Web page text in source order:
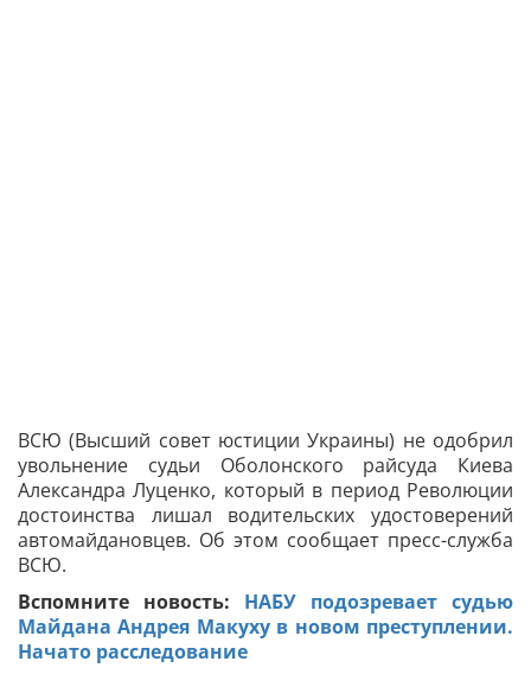
ВСЮ (Высший совет юстиции Украины) не одобрил
увольнение судьи Оболонского райсуда Киева
Александра Луценко, который в период Революции
достоинства лишал водительских удостоверений
автомайдановцев. Об этом сообщает пресс-служба
ВСЮ.
Вспомните новость: НАБУ подозревает судью
Майдана Андрея Макуху в новом преступлении.
Начато расследование